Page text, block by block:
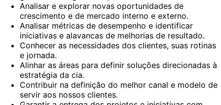
Analisar e explorar novas oportunidades de
crescimento e de mercado interno e externo.
Analisar métricas de desempenho e identificar
iniciativas e alavancas de melhorias de resultado.
Conhecer as necessidades dos clientes, suas rotinas
e jornada.
Alinhar as áreas para definir soluções direcionadas à
estratégia da cia.
Contribuir na definição do melhor canal e modelo de
servir aos nossos clientes.